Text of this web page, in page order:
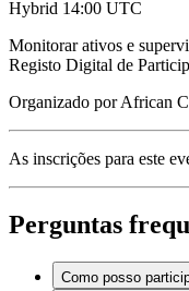
Hybrid 14:00 UTC
Monitorar ativos e
Registo Digital de
Organizado porAfrican
As inscrições para este
Perguntas
Como posso